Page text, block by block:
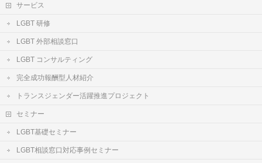
サービス
LGBT 研修
LGBT 外部相談窓口
LGBT コンサルティング
完全成功報酬型人材紹介
トランスジェンダー活躍推進プロジェクト
セミナー
LGBT基礎セミナー
LGBT相談窓口対応事例セミナー